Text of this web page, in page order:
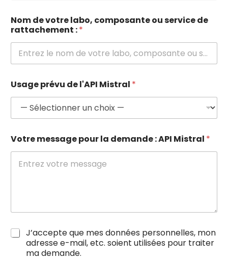
Nom de votre labo, composante ou service de
rattachement :*
Usage prévu de l'API Mistral *
Votre message pour la demande : API Mistral *
C
J’accepte que mes données personnelles, mon
adresse e-mail, etc. soient utilisées pour traiter
ma demande.